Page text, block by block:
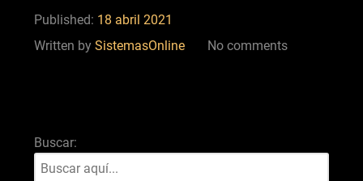
Published: 18 abril 2021
Written by SistemasOnline No comments
Buscar: